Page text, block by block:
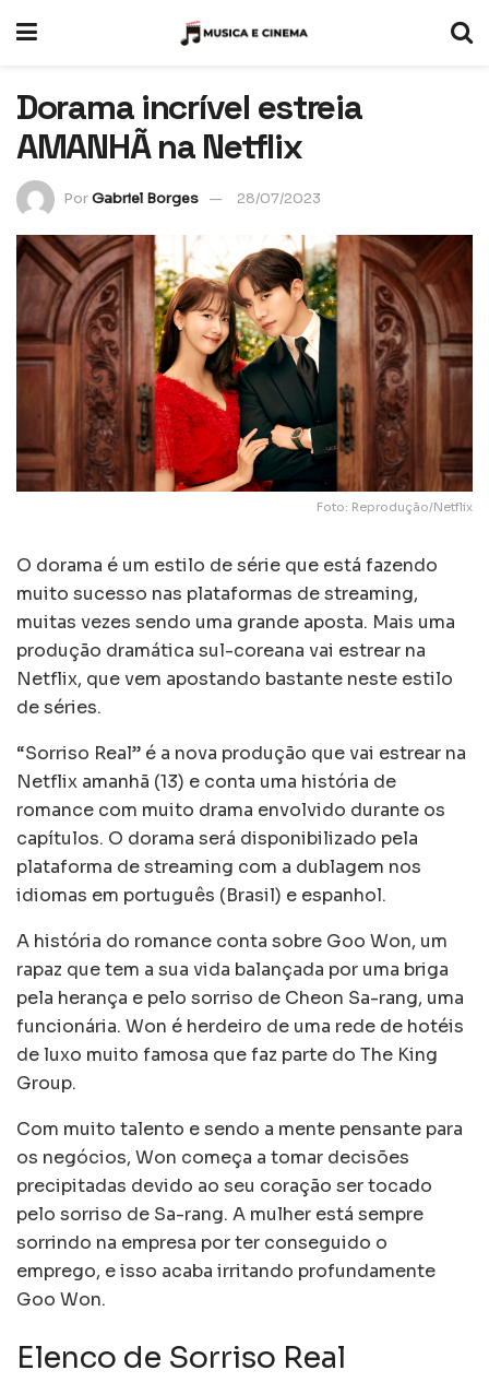
Dorama incrível estreia
AMANHÃ na Netflix
PorGabriel Borges 28/07/2023
Foto: Reprodução/Netflix
O dorama é um estilo de série que está fazendo
muito sucesso nas plataformas de streaming,
muitas vezes sendo uma grande aposta. Mais uma
produção dramática sul-coreana vai estrear na
Netflix, que vem apostando bastante neste estilo
de séries.
“Sorriso Real” é a nova produção que vai estrear na
Netflix amanhã (13) e conta uma história de
romance com muito drama envolvido durante os
capítulos. O dorama será disponibilizado pela
plataforma de streaming com a dublagem nos
idiomas em português (Brasil) e espanhol.
A história do romance conta sobre Goo Won, um
rapaz que tem a sua vida balançada por uma briga
pela herança e pelo sorriso de Cheon Sa-rang, uma
funcionária. Won é herdeiro de uma rede de hotéis
de luxo muito famosa que faz parte do The King
Group.
Com muito talento e sendo a mente pensante para
os negócios, Won começa a tomar decisões
precipitadas devido ao seu coração ser tocado
pelo sorriso de Sa-rang. A mulher está sempre
sorrindo na empresa por ter conseguido o
emprego, e isso acaba irritando profundamente
Goo Won.
Elenco de Sorriso Real